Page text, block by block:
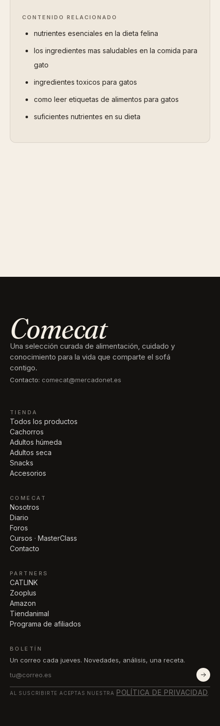
CONTENIDO RELACIONADO
nutrientes esenciales en la dieta felina
los ingredientes mas saludables en la comida para
gato
ingredientes toxicos para gatos
como leer etiquetas de alimentos para gatos
suficientes nutrientes en su dieta
Comecat
Una selección curada de alimentación, cuidado y
conocimiento para la vida que comparte el sofá
contigo.
Contacto: comecat@mercadonet.es
TIENDA
Todos los productos
Cachorros
Adultos húmeda
Adultos seca
Snacks
Accesorios
COMECAT
Nosotros
Diario
Foros
Cursos · MasterClass
Contacto
PARTNERS
CATLINK
Zooplus
Amazon
Tiendanimal
Programa de afiliados
BOLETÍN
Un correo cada jueves. Novedades, análisis, una receta.
AL SUSCRIBIRTE ACEPTAS NUESTRA POLÍTICA DE PRIVACIDAD